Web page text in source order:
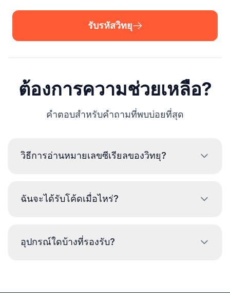
รับรหัสวิทยุ
ต้องการความช่วยเหลือ?
คำตอบสำหรับคำถามที่พบบ่อยที่สุด
วิธีการอ่านหมายเลขซีเรียลของวิทยุ?
เปิดวิทยุและตรวจสอบว่ามีข้อความ "CODE"
ปิดอุปกรณ์
ตัวเลขแรกของหมายเลขซีเรียล (เช่น U2200)
ฉันจะได้รับโค้ดเมื่อไหร่?
จะเป็นเวลาใดก็ตาม
อุปกรณ์ใดบ้างที่รองรับ?